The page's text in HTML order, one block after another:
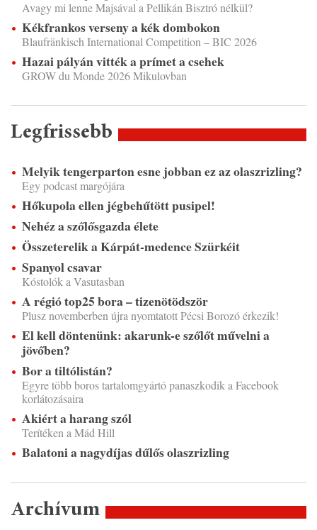
Avagy mi lenne Majsával a Pellikán Bisztró nélkül?
Kékfrankos verseny a kék dombokon
Blaufränkisch International Competition – BIC 2026
Hazai pályán vitték a prímet a csehek
GROW du Monde 2026 Mikulovban
Legfrissebb
Melyik tengerparton esne jobban ez az olaszrizling?
Egy podcast margójára
Hőkupola ellen jégbehűtött pusipel!
Nehéz a szőlősgazda élete
Összeterelik a Kárpát-medence Szürkéit
Spanyol csavar
Kóstolók a Vasutasban
A régió top25 bora – tizenötödször
Plusz novemberben újra nyomtatott Pécsi Borozó érkezik!
El kell döntenünk: akarunk-e szőlőt művelni a
jövőben?
Bor a tiltólistán?
Egyre több boros tartalomgyártó panaszkodik a Facebook
korlátozásaira
Akiért a harang szól
Terítéken a Mád Hill
Balatoni a nagydíjas dűlős olaszrizling
Archívum